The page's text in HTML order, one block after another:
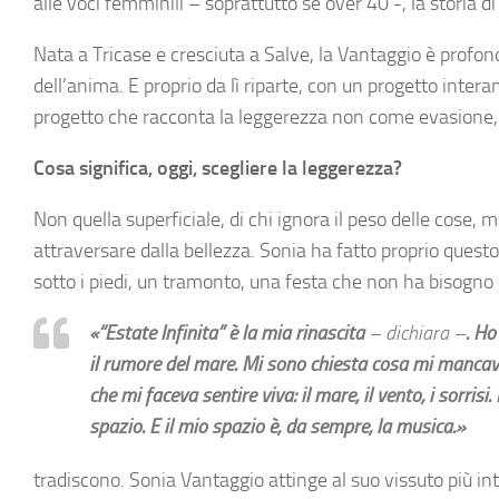
Nata a Tricase e cresciuta a Salve, la Vantaggio è
dell’anima. E proprio da lì riparte, con un progetto
progetto che racconta la leggerezza non come
Cosa significa, oggi, scegliere la leggerezza?
Non quella superficiale, di chi ignora il peso delle cose,
attraversare dalla bellezza. Sonia ha fatto proprio
sotto i piedi, un tramonto, una festa che non ha
«“Estate Infinita” è la mia rinascita– dichiara –.
il rumore del mare. Mi sono chiesta cosa mi
che mi faceva sentire viva: il mare, il vento, i
spazio. E il mio spazio è, da sempre, la musica.»
tradiscono. Sonia Vantaggio attinge al suo vissuto più